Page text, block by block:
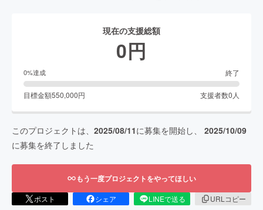
現在の支援総額
0円
0%達成 終了
目標金額550,000円 支援者数0 人
このプロジェクトは、 2025/08/11に募集を開始し、 2025/10/09
に募集を終了しました
もう一度プロジェクトをやってほしい
ポスト シェア LINEで送る
URLコピー